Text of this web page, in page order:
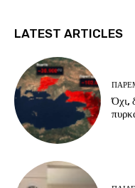
LATEST ARTICLES
Όχι,